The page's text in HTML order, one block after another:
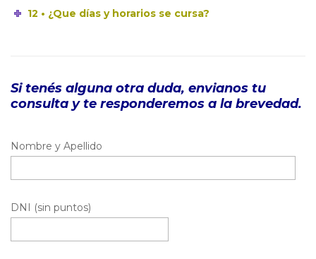
12 • ¿Que días y horarios se cursa?
Si tenés alguna otra duda, envianos tu
consulta y te responderemos a la brevedad.
Nombre y Apellido
DNI (sin puntos)